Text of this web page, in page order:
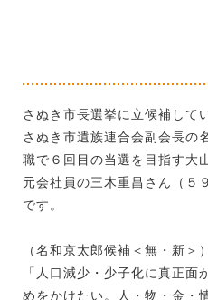
さぬき市長選挙に立候補して
さぬき市遺族連合会副会長の
職で６回目の当選を目指す大
元会社員の三木重昌さん（５
です。
（名和京太郎候補＜無・新＞）
「人口減少・少子化に真正面
めをかけたい。人・物・金・